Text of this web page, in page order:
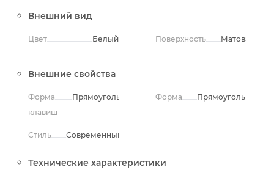
Внешний вид
Цвет Белый Поверхность Матовая
Внешние свойства
Форма
клавиш
Прямоугольная
Стиль Современный
Форма Прямоугольная
Технические характеристики